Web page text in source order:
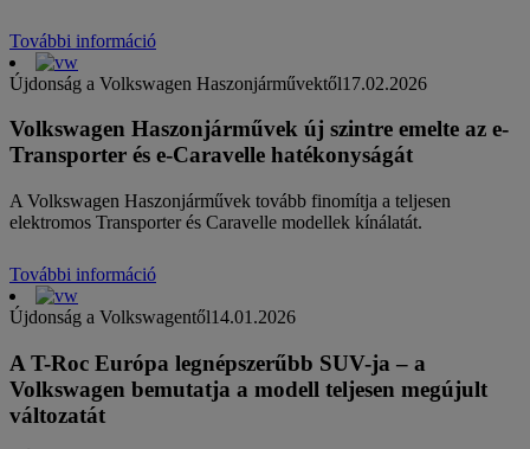
További információ
Újdonság a Volkswagen Haszonjárművektől17.02.2026
Volkswagen Haszonjárművek új szintre emelte az e-
Transporter és e-Caravelle hatékonyságát
A Volkswagen Haszonjárművek tovább finomítja a teljesen
elektromos Transporter és Caravelle modellek kínálatát.
További információ
Újdonság a Volkswagentől14.01.2026
A T-Roc Európa legnépszerűbb SUV-ja – a
Volkswagen bemutatja a modell teljesen megújult
változatát